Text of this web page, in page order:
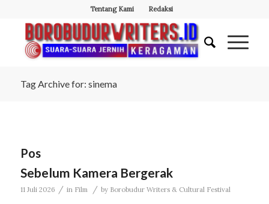
Tentang Kami Redaksi
Tag Archive for: sinema
Pos
Sebelum Kamera Bergerak
11 Juli 2026 / in Film / by Borobudur Writers & Cultural Festival